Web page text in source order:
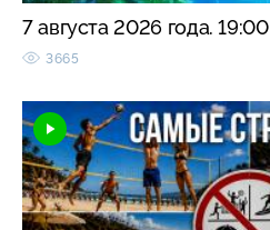
7 августа 2026 года. 19:00
3665